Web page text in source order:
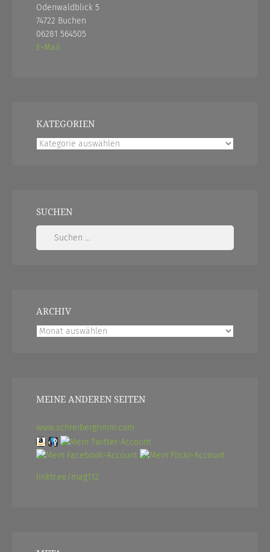
Odenwaldblick 5
74722 Buchen
06281 564505
E-Mail
KATEGORIEN
Kategorien
SUCHEN
Suchen
ARCHIV
Archiv
MEINE ANDEREN SEITEN
www.schreibergrimm.com
linktr.ee/mag112